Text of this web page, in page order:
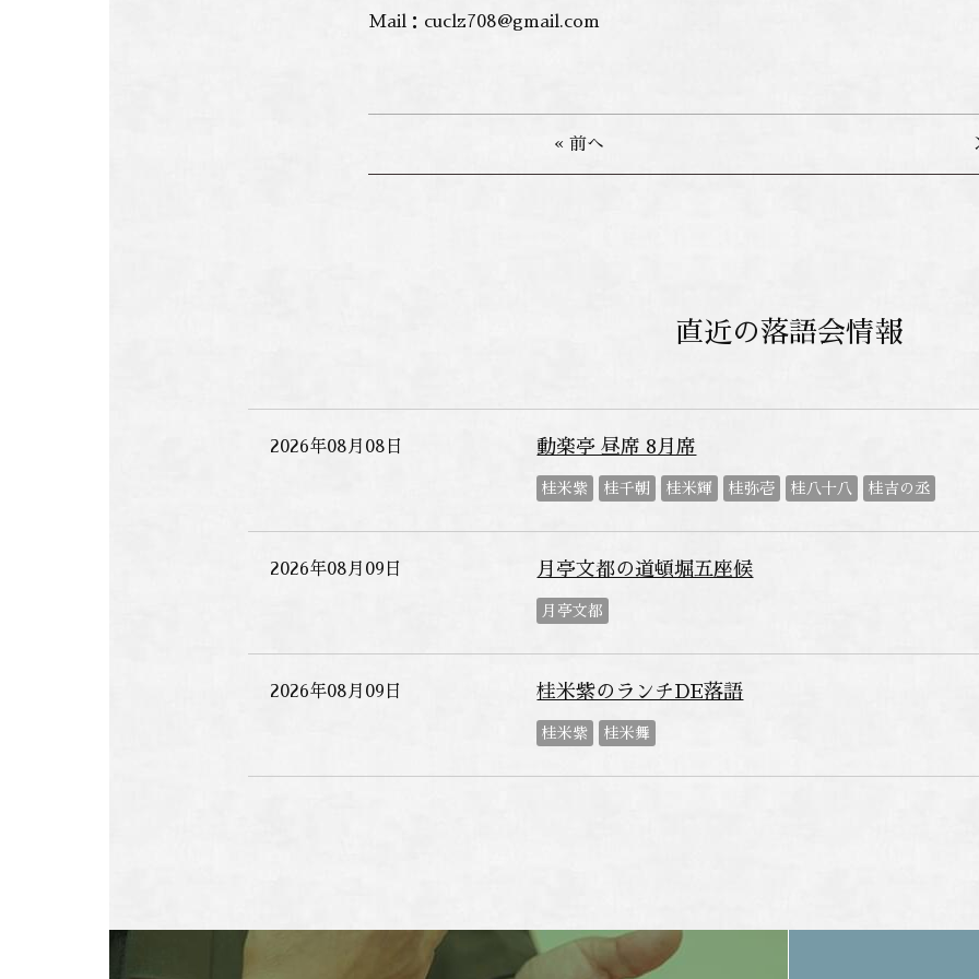
Mail：cuclz708@gmail.com
« 前へ
直近の落語会情報
2026年08月08日 動楽亭 昼席 8月席
桂米紫 桂千朝 桂米輝 桂弥壱 桂八十八 桂吉の丞
2026年08月09日 月亭文都の道頓堀五座候
月亭文都
2026年08月09日 桂米紫のランチDE落語
桂米紫 桂米舞